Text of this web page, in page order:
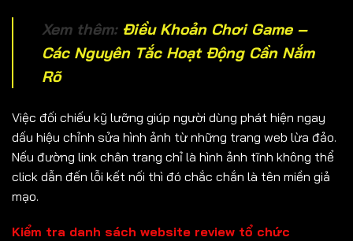
Xem thêm: Điều Khoản Chơi Game –
Các Nguyên Tắc Hoạt Động Cần Nắm
Rõ
Việc đối chiếu kỹ lưỡng giúp người dùng phát hiện ngay
dấu hiệu chỉnh sửa hình ảnh từ những trang web lừa đảo.
Nếu đường link chân trang chỉ là hình ảnh tĩnh không thể
click dẫn đến lỗi kết nối thì đó chắc chắn là tên miền giả
mạo.
Kiểm tra danh sách website review tổ chức